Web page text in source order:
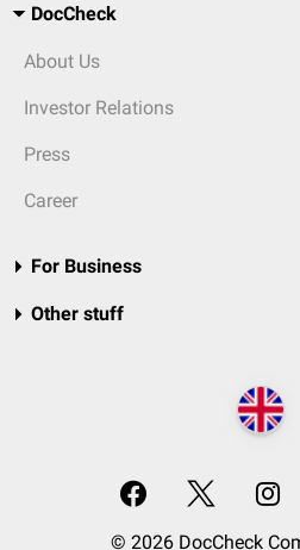
DocCheck
About Us
Investor Relations
Press
Career
For Business
Other stuff
© 2026 DocCheck